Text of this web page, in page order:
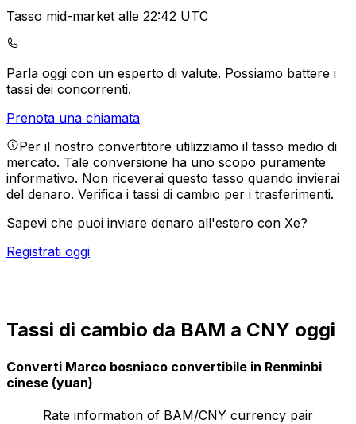
Tasso mid-market alle 22:42 UTC
Parla oggi con un esperto di valute. Possiamo battere i
tassi dei concorrenti.
Prenota una chiamata
Per il nostro convertitore utilizziamo il tasso medio di
mercato. Tale conversione ha uno scopo puramente
informativo. Non riceverai questo tasso quando invierai
del denaro. Verifica i tassi di cambio per i trasferimenti.
Sapevi che puoi inviare denaro all'estero con Xe?
Registrati oggi
Tassi di cambio da BAM a CNY oggi
Converti Marco bosniaco convertibile in Renminbi
cinese (yuan)
Rate information of BAM/CNY currency pair